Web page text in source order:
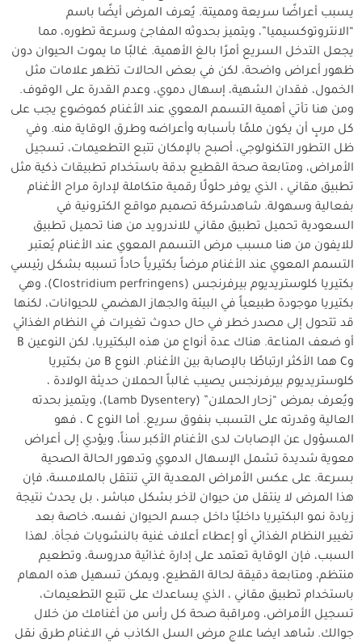
يسبب أعراضًا سريعة ومميتة. يُعرف المرض أيضًا باسم
“الانتروتوكسيميا”، ويتميز بحدوثه المفاجئ وسرعة تطوره، مما
يجعل التدخل السريع أمرًا بالغ الأهمية. غالبًا ما يموت الحيوان دون
ظهور أعراض واضحة، لكن في بعض الحالات تظهر علامات مثل
الخمول، فقدان الشهية، إسهال دموي، وعدم القدرة على الوقوف.
ومن هنا تأتي أهمية التسمم المعوي عند الأغنام كموضوع يجب على
كل مربٍ أن يكون ملمًا بأسبابه وأعراضه وطرق الوقاية منه. وفي
ظل التطور التكنولوجي، أصبح بالإمكان تتبع التطعيمات، تسجيل
الأمراض، ومتابعة صحة القطيع بدقة باستخدام تطبيقات ذكية مثل
تطبيق مقاني ، الذي يوفر حلولًا رقمية متكاملة لإدارة مراح الأغنام
بفعالية وسهولة. شاهدشركة تصميم مواقع الكترونية في
السعودية تحميل تطبيق مقاني للاندرويد من هنا تحميل تطبيق
للايفون من هنا مسبب مرض التسمم المعوي عند الأغنام يُعتبر
التسمم المعوي عند الأغنام مرضاً بكتيرياً حاداً تسببه بشكل رئيسي
بكتيريا كلوستريديوم بيرفرنجس (Clostridium perfringens)، وهي
بكتيريا موجودة طبيعياً في البيئة والجهاز الهضمي للحيوانات، لكنها
قد تتحول إلى مصدر خطر في حال حدوث تغيرات في النظام الغذائي
أو ضعف المناعة. هناك عدة أنواع من هذه البكتيريا، لكن النوعين B
وC هما الأكثر ارتباطًا بالإصابة بين الأغنام. النوع B من بكتيريا
كلوستريديوم بيرفرنجس يصيب غالباً الحملان حديثة الولادة ،
ويُعرف بمرض “زحار الحملان” (Lamb Dysentery)، ويتميز بحدته
العالية وقدرته على التسبب بنفوق سريع. أما النوع C ، فهو
المسؤول عن الإصابات لدى الأغنام الأكبر سناً، ويؤدي إلى أعراض
معوية شديدة تشمل الإسهال الدموي وتدهور الحالة الصحية
بسرعة. على عكس الأمراض المعدية التي تنتقل بالملامسة، فإن
هذا المرض لا ينتقل من حيوان لآخر بشكل مباشر ، بل يحدث نتيجة
زيادة نمو البكتيريا داخليًا داخل جسم الحيوان نفسه، خاصة بعد
تغيير النظام الغذائي أو إعطاء أعلاف غنية بالنشويات فجأة. لهذا
السبب، فإن الوقاية تعتمد على إدارة غذائية مدروسة، وتطعيم
منتظم، ومتابعة دقيقة لحالة القطيع، ويمكن تسهيل هذه المهام
باستخدام تطبيق مقاني ، الذي يساعدك على تتبع التطعيمات،
تسجيل الأمراض، ومراقبة صحة كل رأس من أغنامك من خلال
جوالك. شاهد ايضا علاج مرض السل الكاذب في الاغنام طرق نقل